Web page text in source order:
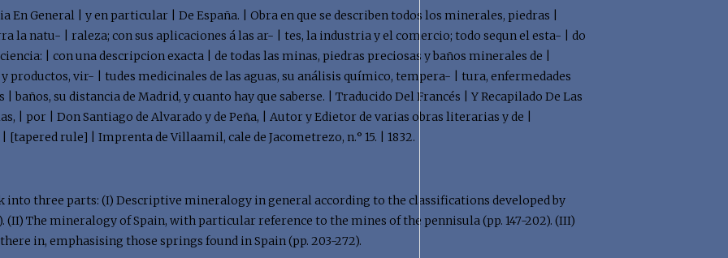
General | y en particular | De España. | Obra en que se describen todos los minerales, piedras |
la natu- | raleza; con sus aplicaciones á las ar- | tes, la industria y el comercio; todo sequn el esta- | do
| con una descripcion exacta | de todas las minas, piedras preciosas y baños minerales de |
y productos, vir- | tudes medicinales de las aguas, su análisis químico, tempera- | tura, enfermedades
baños, su distancia de Madrid, y cuanto hay que saberse. | Traducido Del Francés | Y Recapilado De Las
| por | Don Santiago de Alvarado y de Peña, | Autor y Edietor de varias obras literarias y de |
rule] | Imprenta de Villaamil, cale de Jacometrezo, n.° 15. | 1832.
into three parts: (I) Descriptive mineralogy in general according to the classifications developed by
(II) The mineralogy of Spain, with particular reference to the mines of the pennisula (pp. 147-202). (III)
in, emphasising those springs found in Spain (pp. 203-272).